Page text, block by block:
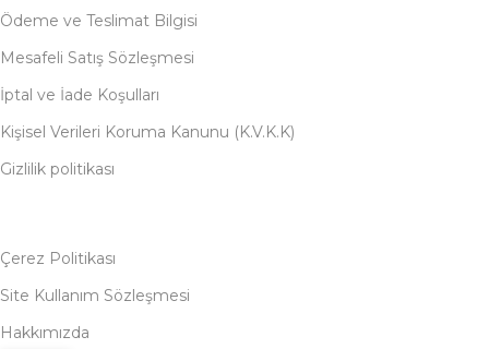
Ödeme ve Teslimat Bilgisi
Mesafeli Satış Sözleşmesi
İptal ve İade Koşulları
Kişisel Verileri Koruma Kanunu (K.V.K.K)
Gizlilik politikası
Çerez Politikası
Site Kullanım Sözleşmesi
Hakkımızda